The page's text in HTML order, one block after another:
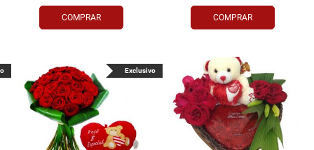
COMPRAR COMPRAR
Exclusivo